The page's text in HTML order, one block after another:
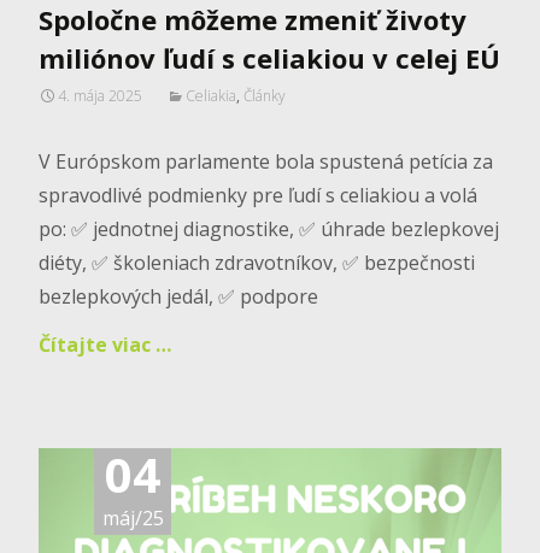
Spoločne môžeme zmeniť životy
miliónov ľudí s celiakiou v celej EÚ
4. mája 2025 Celiakia, Články
V Európskom parlamente bola spustená petícia za
spravodlivé podmienky pre ľudí s celiakiou a volá
po: ✅ jednotnej diagnostike, ✅ úhrade bezlepkovej
diéty, ✅ školeniach zdravotníkov, ✅ bezpečnosti
bezlepkových jedál, ✅ podpore
Čítajte viac …
04
máj/25